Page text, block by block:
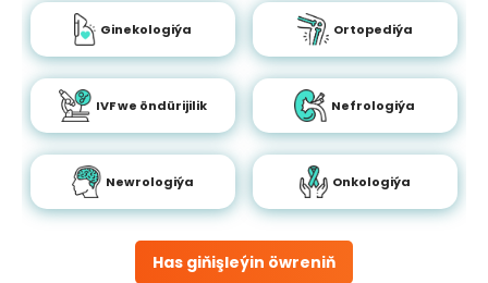
Has giňişleýin öwreniň
Ginekologiýa Ortopediýa
IVF we öndürijilik Nefrologiýa
Newrologiýa Onkologiýa